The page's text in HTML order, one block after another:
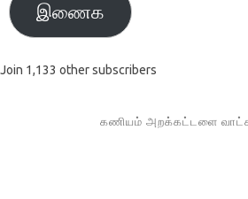
இணைக
Join 1,133 other subscribers
கணியம் அறக்கட்டளை